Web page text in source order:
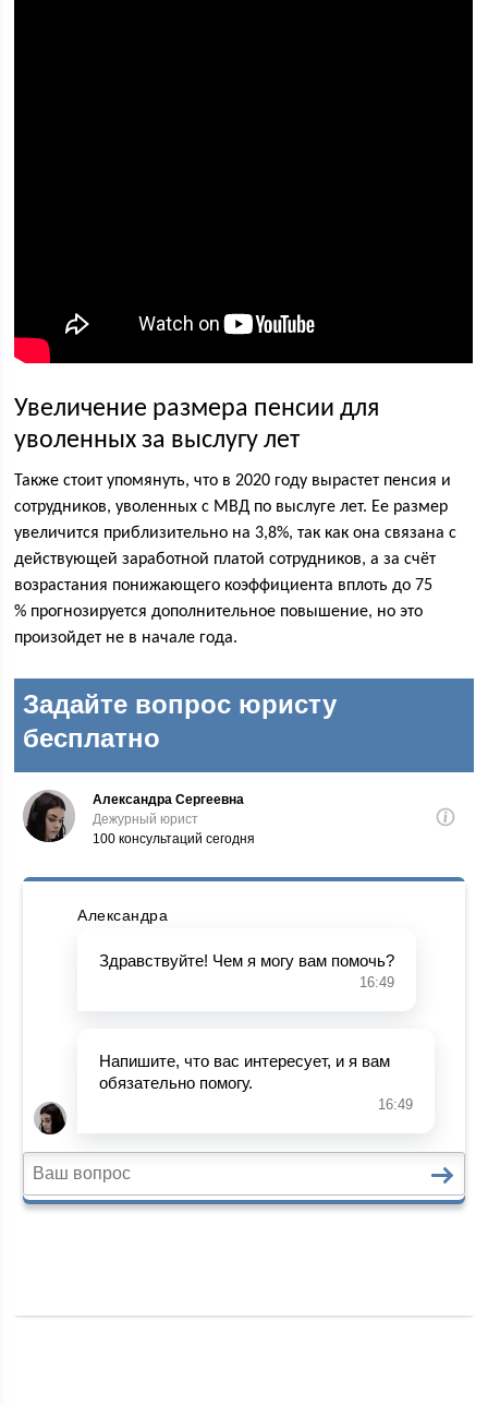
Увеличение размера пенсии для
уволенных за выслугу лет
Также стоит упомянуть, что в 2020 году вырастет пенсия и
сотрудников, уволенных с МВД по выслуге лет. Ее размер
увеличится приблизительно на 3,8%, так как она связана с
действующей заработной платой сотрудников, а за счёт
возрастания понижающего коэффициента вплоть до 75
% прогнозируется дополнительное повышение, но это
произойдет не в начале года.